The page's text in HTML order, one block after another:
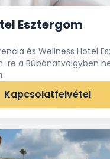
Esztergom
és Wellness Hotel
re a Búbánatvölgyben
a Dunára. Ennek
elnevezése, a bellevue
Kapcsolatfelvétel